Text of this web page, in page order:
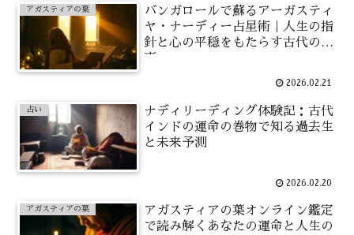
アガスティアの葉
バンガロールで蘇るアーガスティ
ヤ・ナーディー占星術｜人生の指
針と心の平穏をもたらす古代の知
恵
2026.02.21
占い
ナディリーディング体験記：古代
インドの運命の巻物で知る過去生
と未来予測
2026.02.20
アガスティアの葉
アガスティアの葉オンライン鑑定
で読み解くあなたの運命と人生の